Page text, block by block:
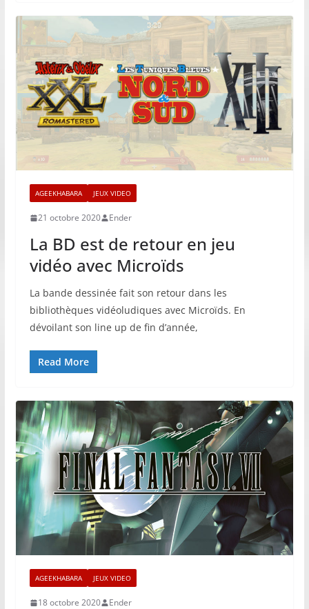
AGEEKHABARA JEUX VIDEO
21 octobre 2020 Ender
La BD est de retour en jeu
vidéo avec Microïds
La bande dessinée fait son retour dans les
bibliothèques vidéoludiques avec Microïds. En
dévoilant son line up de fin d’année,
Read More
AGEEKHABARA JEUX VIDEO
18 octobre 2020 Ender